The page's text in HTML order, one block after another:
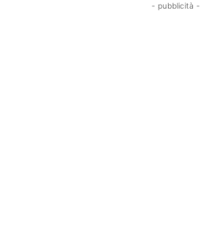
- pubblicità -